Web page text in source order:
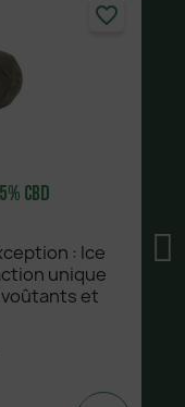
CBD
: Ice
unique
et
favorite_border